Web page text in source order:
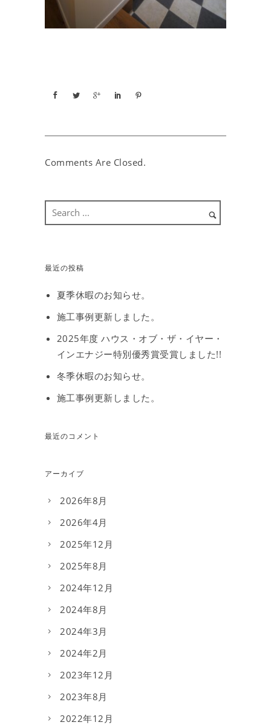
Comments Are Closed.
最近の投稿
夏季休暇のお知らせ。
施工事例更新しました。
2025年度 ハウス・オブ・ザ・イヤー・
インエナジー特別優秀賞受賞しました!!
冬季休暇のお知らせ。
施工事例更新しました。
最近のコメント
アーカイブ
2026年8月
2026年4月
2025年12月
2025年8月
2024年12月
2024年8月
2024年3月
2024年2月
2023年12月
2023年8月
2022年12月